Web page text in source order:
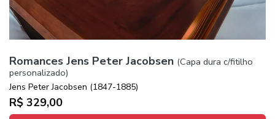
Romances Jens Peter Jacobsen (Capa dura c/fitilho
personalizado)
Jens Peter Jacobsen (1847-1885)
R$ 329,00